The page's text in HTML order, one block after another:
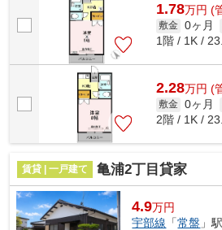
1.78万円 (
敷金 0ヶ月
1階 / 1K /
2.28万円 (
敷金 0ヶ月
2階 / 1K /
賃貸 | 一戸建て 亀浦2丁目貸家
4.9万円
宇部線 「常盤 」